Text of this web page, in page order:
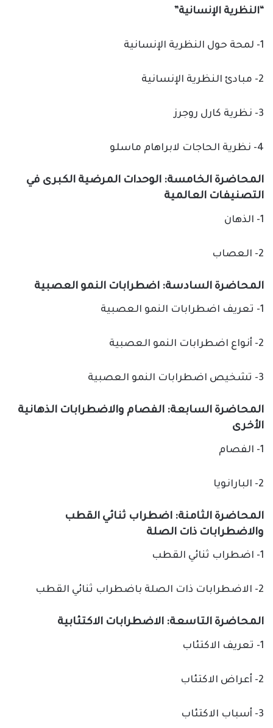
“النظرية الإنسانية”
1- لمحة حول النظرية الإنسانية
2- مبادئ النظرية الإنسانية
3- نظرية كارل روجرز
4- نظرية الحاجات لابراهام ماسلو
المحاضرة الخامسة: الوحدات المرضية الكبرى في
التصنيفات العالمية
1- الذهان
2- العصاب
المحاضرة السادسة: اضطرابات النمو العصبية
1- تعريف اضطرابات النمو العصبية
2- أنواع اضطرابات النمو العصبية
3- تشخيص اضطرابات النمو العصبية
المحاضرة السابعة: الفصام والاضطرابات الذهانية
الأخرى
1- الفصام
2- البارانويا
المحاضرة الثامنة: اضطراب ثنائي القطب
والاضطرابات ذات الصلة
1- اضطراب ثنائي القطب
2- الاضطرابات ذات الصلة باضطراب ثنائي القطب
المحاضرة التاسعة: الاضطرابات الاكتئابية
1- تعريف الاكتئاب
2- أعراض الاكتئاب
3- أسباب الاكتئاب